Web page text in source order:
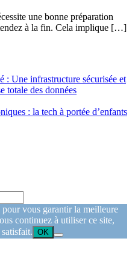
une bonne préparation
à la fin. Cela implique […]
: Une infrastructure sécurisée et
totale des données
: la tech à portée d’enfants
vous garantir la meilleure
continuez à utiliser ce site,
OK